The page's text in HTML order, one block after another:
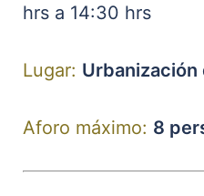
hrs a 14:30 hrs
Lugar: Urbanización
Aforo máximo: 8